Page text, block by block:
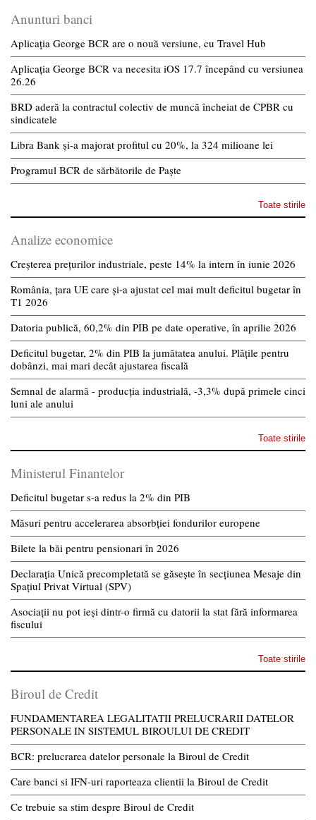
Anunturi banci
Aplicația George BCR are o nouă versiune, cu Travel Hub
Aplicația George BCR va necesita iOS 17.7 începând cu versiunea
26.26
BRD aderă la contractul colectiv de muncă încheiat de CPBR cu
sindicatele
Libra Bank și-a majorat profitul cu 20%, la 324 milioane lei
Programul BCR de sărbătorile de Paște
Toate stirile
Analize economice
Creșterea prețurilor industriale, peste 14% la intern în iunie 2026
România, țara UE care și-a ajustat cel mai mult deficitul bugetar în
T1 2026
Datoria publică, 60,2% din PIB pe date operative, în aprilie 2026
Deficitul bugetar, 2% din PIB la jumătatea anului. Plățile pentru
dobânzi, mai mari decât ajustarea fiscală
Semnal de alarmă - producția industrială, -3,3% după primele cinci
luni ale anului
Toate stirile
Ministerul Finantelor
Deficitul bugetar s-a redus la 2% din PIB
Măsuri pentru accelerarea absorbției fondurilor europene
Bilete la băi pentru pensionari în 2026
Declarația Unică precompletată se găsește în secțiunea Mesaje din
Spațiul Privat Virtual (SPV)
Asociații nu pot ieși dintr-o firmă cu datorii la stat fără informarea
fiscului
Toate stirile
Biroul de Credit
FUNDAMENTAREA LEGALITATII PRELUCRARII DATELOR
PERSONALE IN SISTEMUL BIROULUI DE CREDIT
BCR: prelucrarea datelor personale la Biroul de Credit
Care banci si IFN-uri raporteaza clientii la Biroul de Credit
Ce trebuie sa stim despre Biroul de Credit